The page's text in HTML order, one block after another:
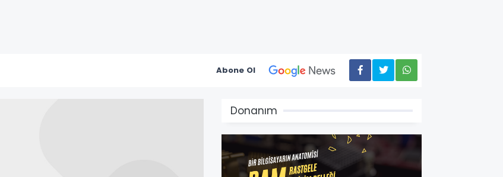
Abone Ol
Donanım